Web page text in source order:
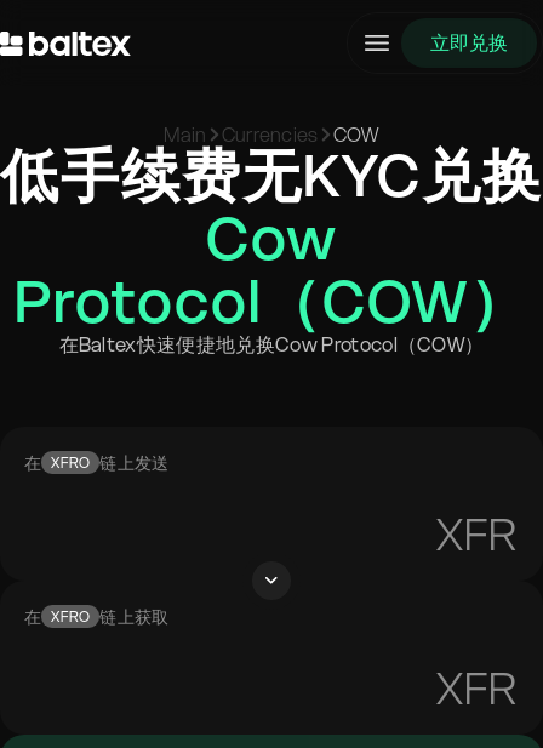
立即兑换
Main Currencies COW
低手续费无KYC兑换
Cow
Protocol（COW）
在Baltex快速便捷地兑换Cow Protocol（COW）
在 XFRO 链上发送
XFR
在 XFRO 链上获取
XFR